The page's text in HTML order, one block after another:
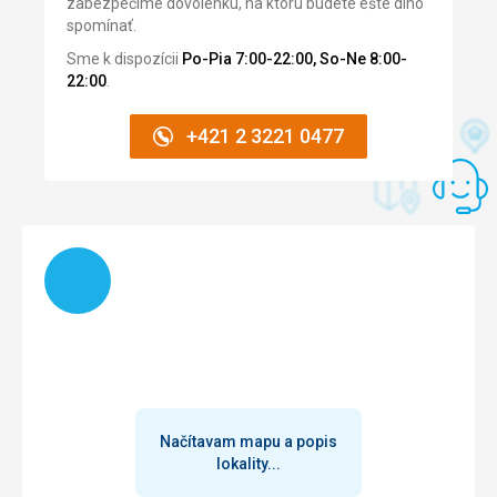
Pěkné pokoje, čisté.
Služby
tenis,
Google Translate
spomínať.
Sme k dispozícii Po-Pia 7:00-22:00, So-Ne 8:00-
22:00
+421 2 3221 0477
Načítam
Načítavam mapu a popis
lokality...